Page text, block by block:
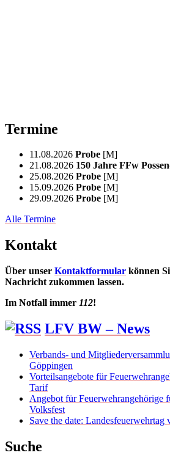
Termine
11.08.2026 Probe [M]
21.08.2026 150 Jahre FFw
25.08.2026 Probe [M]
15.09.2026 Probe [M]
29.09.2026 Probe [M]
Alle Termine
Kontakt
Über unser Kontaktformular können
Nachricht zukommen lassen.
Im Notfall immer 112!
LFV BW – News
Verbands- und
Göppingen
Vorteilsangebote für
Tarif
Angebot für Feuerwehrangehörige
Volksfest
Save the date:
Suche